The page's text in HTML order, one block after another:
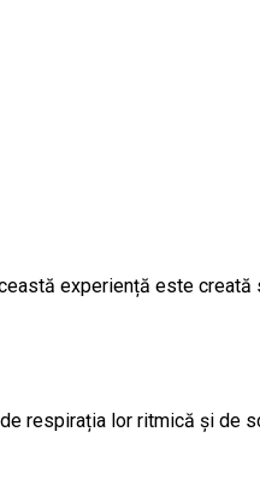
experiență este
respirația lor ritmică și de